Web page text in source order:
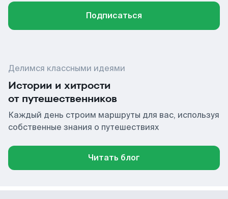
Подписаться
Делимся классными идеями
Истории и хитрости
от путешественников
Каждый день строим маршруты для вас, используя
собственные знания о путешествиях
Читать блог